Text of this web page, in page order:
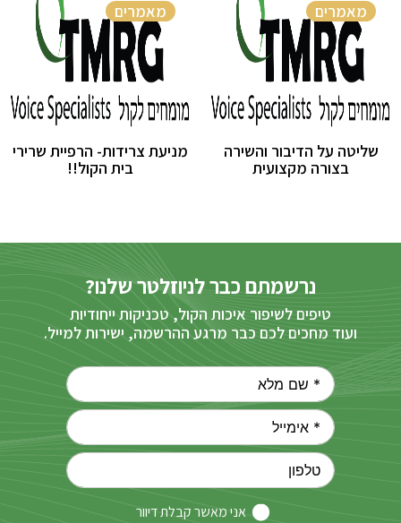
מאמרים
שליטה על הדיבור והשירה
בצורה מקצועית
מאמרים
מניעת צרידות- הרפיית שרירי
בית הקול!!
נרשמתם כבר לניוזלטר שלנו?
טיפים לשיפור איכות הקול, טכניקות ייחודיות
ועוד מחכים לכם כבר מרגע ההרשמה, ישירות למייל.
אני מאשר קבלת דיוור